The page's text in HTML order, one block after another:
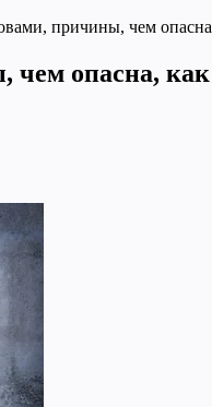
причины, чем
опасна, как